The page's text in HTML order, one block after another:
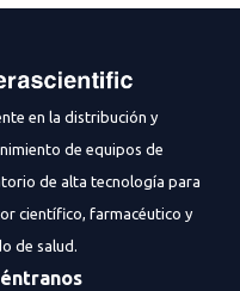
en la distribución y
de equipos de
de alta tecnología para
científico, farmacéutico y
de salud.